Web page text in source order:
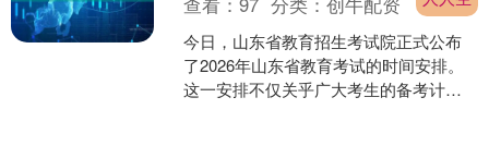
今日，山东省教育招生考试院正式公布
了2026年山东省教育考试的时间安排。
这一安排不仅关乎广大考生的备考计